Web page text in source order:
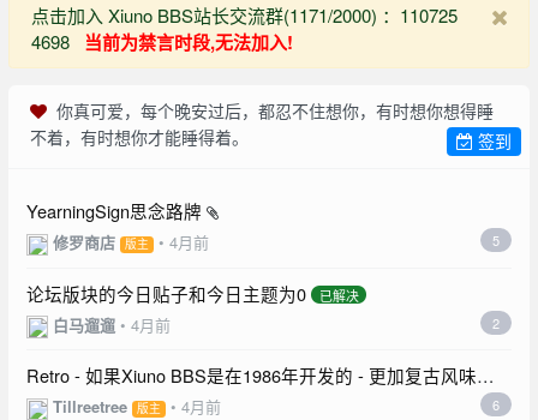
点击加入 Xiuno BBS站长交流群(1171/2000) ：110725
4698当前为禁言时段,无法加入!
你真可爱，每个晚安过后，都忍不住想你，有时想你想得睡
不着，有时想你才能睡得着。
签到
YearningSign思念路牌
修罗商店 版主 • 4月前 5
论坛版块的今日贴子和今日主题为0 已解决
白马遛遛 • 4月前 2
Retro - 如果Xiuno BBS是在1986年开发的 - 更加复古风味的
主题，兼具可用性
Tillreetree 版主 • 4月前 6